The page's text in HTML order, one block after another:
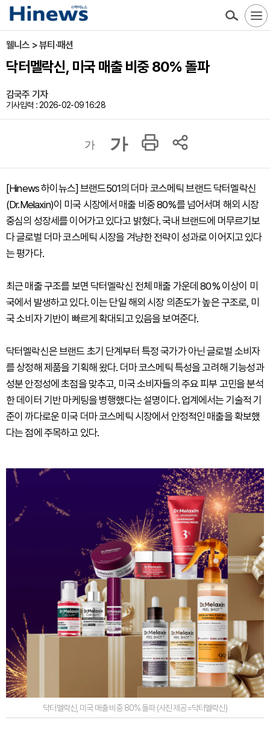
웰니스 > 뷰티·패션
닥터멜락신, 미국 매출 비중 80% 돌파
김국주 기자
기사입력 : 2026-02-09 16:28
가 가
[Hinews 하이뉴스] 브랜드501의 더마 코스메틱 브랜드 닥터멜락신
(Dr.Melaxin)이 미국 시장에서 매출 비중 80%를 넘어서며 해외 시장
중심의 성장세를 이어가고 있다고 밝혔다. 국내 브랜드에 머무르기보
다 글로벌 더마 코스메틱 시장을 겨냥한 전략이 성과로 이어지고 있다
는 평가다.
최근 매출 구조를 보면 닥터멜락신 전체 매출 가운데 80% 이상이 미
국에서 발생하고 있다. 이는 단일 해외 시장 의존도가 높은 구조로, 미
국 소비자 기반이 빠르게 확대되고 있음을 보여준다.
닥터멜락신은 브랜드 초기 단계부터 특정 국가가 아닌 글로벌 소비자
를 상정해 제품을 기획해 왔다. 더마 코스메틱 특성을 고려해 기능성과
성분 안정성에 초점을 맞추고, 미국 소비자들의 주요 피부 고민을 분석
한 데이터 기반 마케팅을 병행했다는 설명이다. 업계에서는 기술적 기
준이 까다로운 미국 더마 코스메틱 시장에서 안정적인 매출을 확보했
다는 점에 주목하고 있다.
닥터멜락신, 미국 매출 비중 80% 돌파 (사진 제공=닥터멜락신)